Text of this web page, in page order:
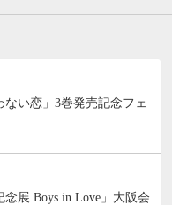
ない恋」3巻発売記念フェ
念展 Boys in Love」大阪会